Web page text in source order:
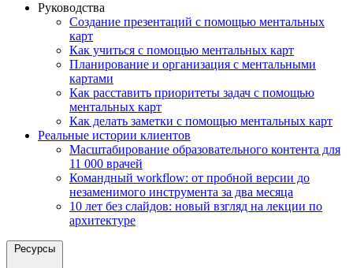
Руководства
Создание презентаций с помощью ментальных
карт
Как учиться с помощью ментальных карт
Планирование и организация с ментальными
картами
Как расставить приоритеты задач с помощью
ментальных карт
Как делать заметки с помощью ментальных карт
Реальные истории клиентов
Масштабирование образовательного контента для
11 000 врачей
Командный workflow: от пробной версии до
незаменимого инструмента за два месяца
10 лет без слайдов: новый взгляд на лекции по
архитектуре
Ресурсы